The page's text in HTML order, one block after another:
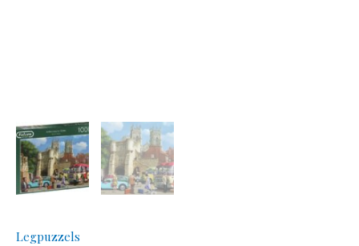
Legpuzzels